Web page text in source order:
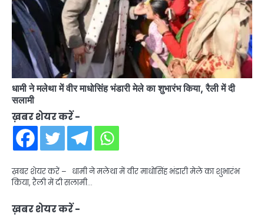
धामी ने मलेथा में वीर माधोसिंह भंडारी मेले का शुभारंभ किया, रैली में दी
सलामी
ख़बर शेयर करें -
ख़बर शेयर करें – धामी ने मलेथा में वीर माधोसिंह भंडारी मेले का शुभारंभ
किया, रैली में दी सलामी…
ख़बर शेयर करें -